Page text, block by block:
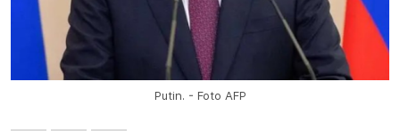
Putin. - Foto AFP